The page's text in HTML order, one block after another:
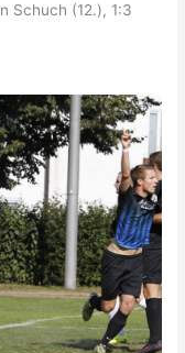
Schuch (12.), 1:3